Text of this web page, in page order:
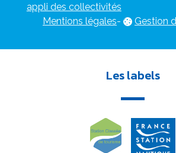
appli des collectivités
Mentions légales- Gestion
Les labels